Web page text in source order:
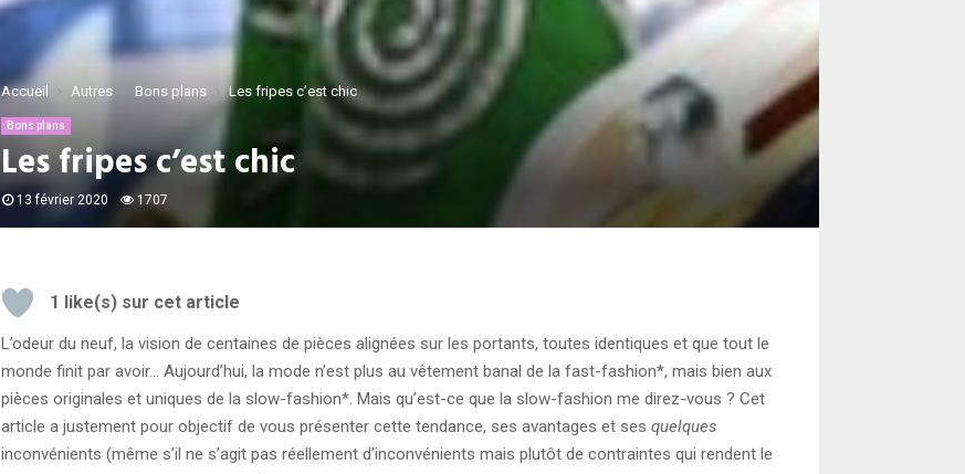
Accueil Autres Bons plans Les fripes c’est chic
Bons plans
Les fripes c’est chic
13 février 2020 1707
1 like(s) sur cet article
L’odeur du neuf, la vision de centaines de pièces alignées sur les portants, toutes identiques et que tout le
monde finit par avoir… Aujourd’hui, la mode n’est plus au vêtement banal de la fast-fashion*, mais bien aux
pièces originales et uniques de la slow-fashion*. Mais qu’est-ce que la slow-fashion me direz-vous ? Cet
article a justement pour objectif de vous présenter cette tendance, ses avantages et ses quelques
inconvénients (même s’il ne s’agit pas réellement d’inconvénients mais plutôt de contraintes qui rendent le